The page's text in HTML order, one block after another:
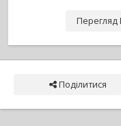
Перегляд
Поділитися